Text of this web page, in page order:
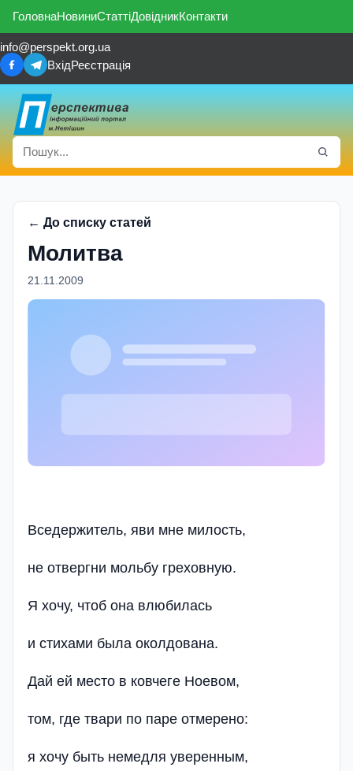
ГоловнаНовиниСтаттіДовідникКонтакти
info@perspekt.org.ua
ВхідРеєстрація
← До списку статей
Молитва
21.11.2009
Вседержитель, яви мне милость,
не отвергни мольбу греховную.
Я хочу, чтоб она влюбилась
и стихами была околдована.
Дай ей место в ковчеге Ноевом,
том, где твари по паре отмерено:
я хочу быть немедля уверенным,